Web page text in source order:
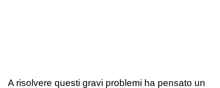
A risolvere questi gravi problemi ha pensato un